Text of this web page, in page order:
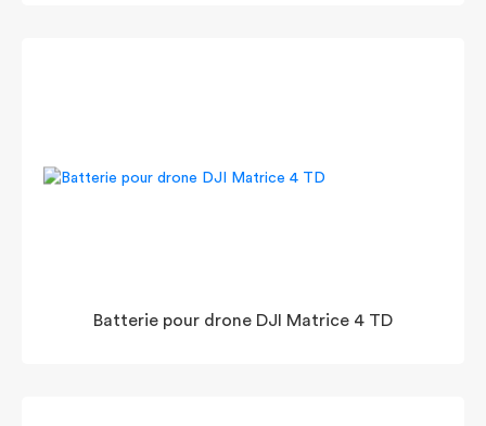
Batterie pour drone DJI Matrice 4 TD